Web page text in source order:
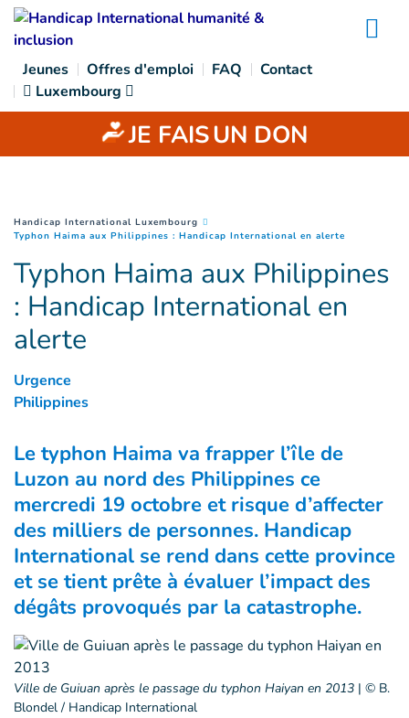
Goto main content
Jeunes Offres d'emploi FAQ
Contact
Luxembourg
JE FAISUN DON
You are here :
Handicap International Luxembourg
Typhon Haima aux Philippines : Handicap International en alerte
Typhon Haima aux Philippines
: Handicap International en
alerte
Urgence
Philippines
Le typhon Haima va frapper l’île de
Luzon au nord des Philippines ce
mercredi 19 octobre et risque d’affecter
des milliers de personnes. Handicap
International se rend dans cette province
et se tient prête à évaluer l’impact des
dégâts provoqués par la catastrophe.
Ville de Guiuan après le passage du typhon Haiyan en 2013 | © B.
Blondel / Handicap International